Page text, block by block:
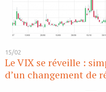
15/02
Le VIX se réveille :
d’un changement de